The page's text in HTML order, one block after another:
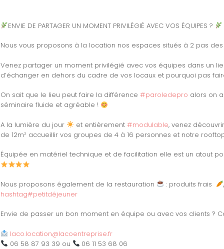
ENVIE DE PARTAGER UN MOMENT PRIVILÉGIÉ AVEC VOS ÉQUIPES ?
Nous vous proposons à la location nos espaces situés à 2 pas des
Venez partager un moment privilégié avec vos équipes dans un
d’échanger en dehors du cadre de vos locaux et pourquoi pas
On sait que le lieu peut faire la différence #paroledepro alors on
séminaire fluide et agréable !
A la lumière du jour et entièrement #modulable, venez
de 12m² accueillir vos groupes de 4 à 16 personnes et notre
Équipée en matériel technique et de facilitation elle est un atout
Nous proposons également de la restauration : produits frais
hashtag#petitdéjeuner
Envie de passer un bon moment en équipe ou avec vos clients ?
laco.location@lacoentreprise.fr
06 58 87 93 39 ou
06 11 53 68 06